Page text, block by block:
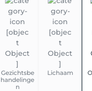
Gezichtsbe
handelinge
n
Lichaam